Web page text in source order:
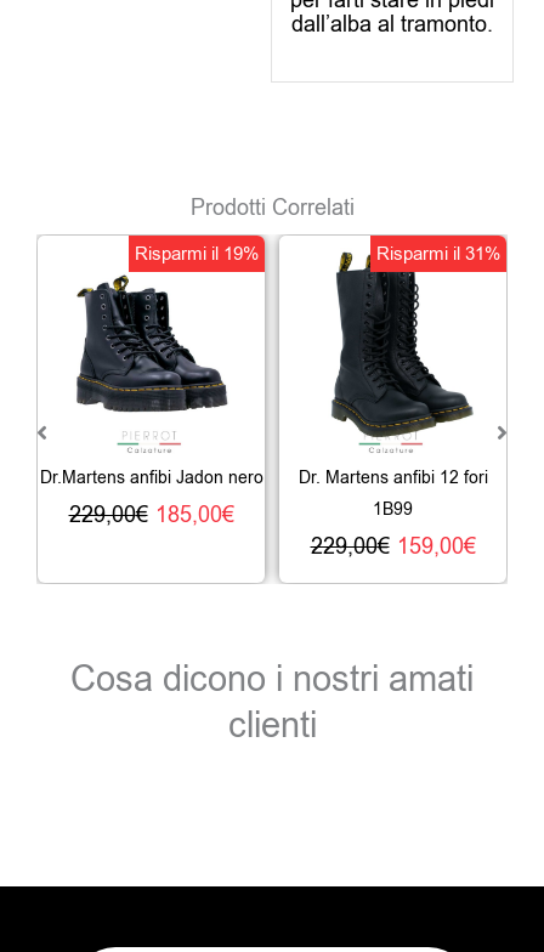
dall’alba al tramonto.
Prodotti Correlati
Risparmi il 19%
Dr.Martens anfibi Jadon nero
229,00€
Il
prezzo
originale
era:
229,00€.
185,00€
Il
185,00€.
Risparmi il 31%
Dr. Martens anfibi 12 fori
1B99
229,00€
Il
prezzo
originale
era:
229,00€.
159,00€
Il
Cosa dicono i nostri amati
clienti